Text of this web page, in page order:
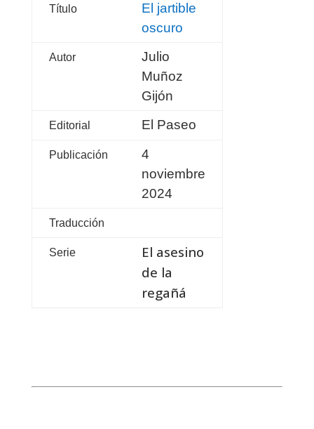
Título
El jartible
oscuro
Autor
Julio
Muñoz
Gijón
Editorial El Paseo
Publicación
4
noviembre
2024
Traducción
Serie
El asesino
de la
regañá